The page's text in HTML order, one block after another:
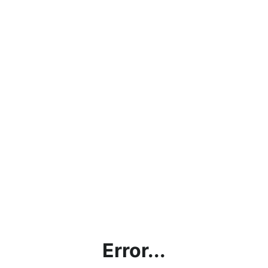
Error...